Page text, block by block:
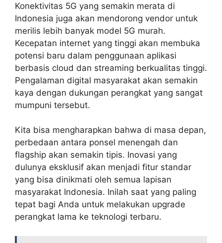
Konektivitas 5G yang semakin merata di
Indonesia juga akan mendorong vendor untuk
merilis lebih banyak model 5G murah.
Kecepatan internet yang tinggi akan membuka
potensi baru dalam penggunaan aplikasi
berbasis cloud dan streaming berkualitas tinggi.
Pengalaman digital masyarakat akan semakin
kaya dengan dukungan perangkat yang sangat
mumpuni tersebut.
Kita bisa mengharapkan bahwa di masa depan,
perbedaan antara ponsel menengah dan
flagship akan semakin tipis. Inovasi yang
dulunya eksklusif akan menjadi fitur standar
yang bisa dinikmati oleh semua lapisan
masyarakat Indonesia. Inilah saat yang paling
tepat bagi Anda untuk melakukan upgrade
perangkat lama ke teknologi terbaru.